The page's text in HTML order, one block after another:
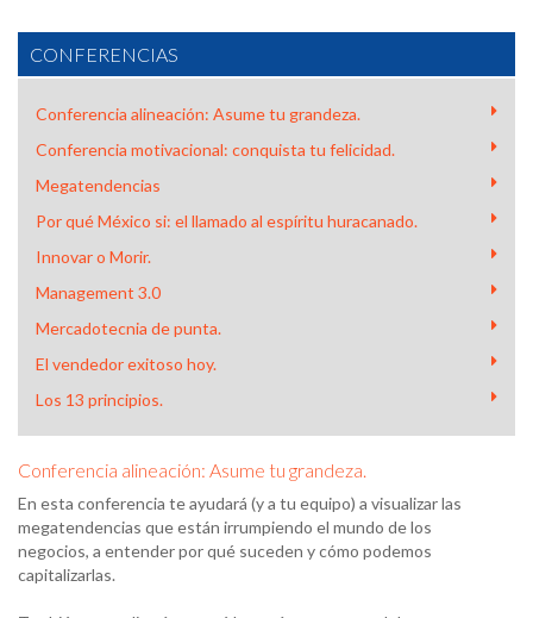
CONFERENCIAS
Conferencia alineación: Asume tu grandeza.
Conferencia motivacional: conquista tu felicidad.
Megatendencias
Por qué México si: el llamado al espíritu huracanado.
Innovar o Morir.
Management 3.0
Mercadotecnia de punta.
El vendedor exitoso hoy.
Los 13 principios.
Conferencia alineación: Asume tu grandeza.
En esta conferencia te ayudará (y a tu equipo) a visualizar las
megatendencias que están irrumpiendo el mundo de los
negocios, a entender por qué suceden y cómo podemos
capitalizarlas.